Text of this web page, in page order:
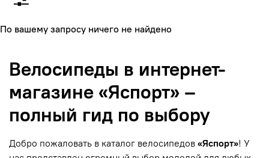
По вашему запросу ничего не найдено
Велосипеды в интернет-
магазине «Яспорт» –
полный гид по выбору
Добро пожаловать в каталог велосипедов «Яспорт»! У